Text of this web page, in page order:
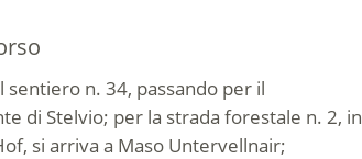
sentiero n. 34, passando per il
di Stelvio; per la strada forestale n. 2, in
si arriva a Maso Untervellnair;